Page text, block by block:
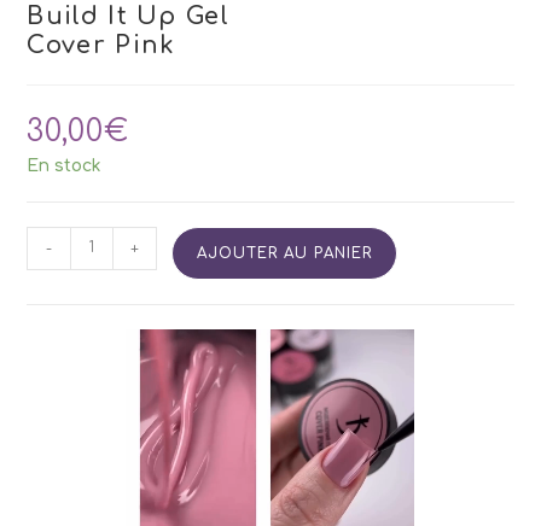
Build It Up Gel
Cover Pink
30,00€
En stock
quantité
- + AJOUTER AU PANIER